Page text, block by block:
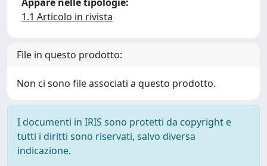
1.1 Articolo in rivista
File in questo prodotto:
Non ci sono file associati a questo prodotto.
I documenti in IRIS sono protetti da copyright e
tutti i diritti sono riservati, salvo diversa
indicazione.